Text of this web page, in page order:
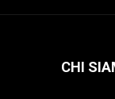
CHI